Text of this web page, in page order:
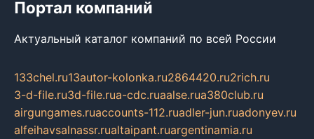
Портал компаний
Актуальный каталог компаний по всей России
133chel.ru13autor-kolonka.ru2864420.ru2rich.ru
3-d-file.ru3d-file.rua-cdc.ruaalse.rua380club.ru
airgungames.ruaccounts-112.ruadler-jun.ruadonyev.ru
alfeihavsalnassr.rualtaipant.ruargentinamia.ru